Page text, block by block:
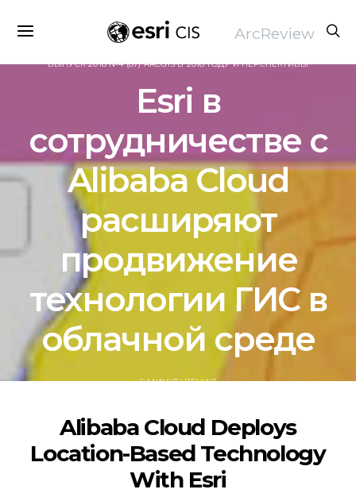
ArcReview
ВЫПУСК 2018 №4 (87) ARCGIS В 2018 ГОДУ И ПЕРСПЕКТИВЫ
Esri в
сотрудничестве с
Alibaba Cloud
расширяют
продвижение
технологии ГИС в
облачной среде
6 МИНУТ ЧТЕНИЯ
Alibaba Cloud Deploys
Location-Based Technology
With Esri